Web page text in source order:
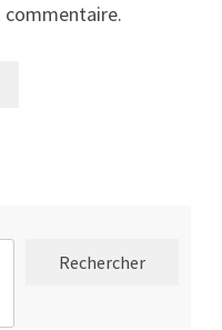
commentaire.
Rechercher